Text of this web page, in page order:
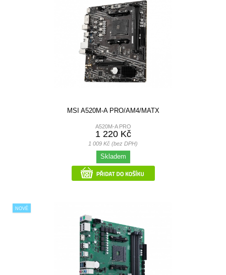
MSI A520M-A PRO/AM4/MATX
A520M-A PRO
1 220 Kč
1 009 Kč (bez DPH)
Skladem
NOVÉ